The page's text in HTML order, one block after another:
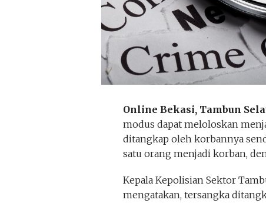
Online Bekasi, Tambun
modus dapat meloloskan
ditangkap oleh korbannya
satu orang menjadi korban,
Kepala Kepolisian Sektor
mengatakan, tersangka